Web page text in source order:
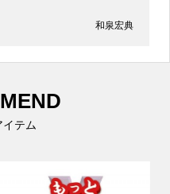
和泉宏典
イテム